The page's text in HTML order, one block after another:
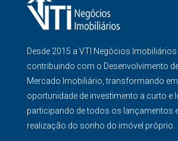
Desde 2015 a VTI Negócios Imobiliários
contribuindo com o Desenvolvimento
Mercado Imobiliário, transformando
oportunidade de investimento a curto e
participando de todos os lançamentos
realização do sonho do imóvel próprio.